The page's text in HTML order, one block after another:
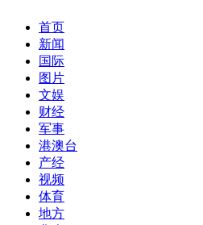
首页
新闻
国际
图片
文娱
财经
军事
港澳台
产经
视频
体育
地方